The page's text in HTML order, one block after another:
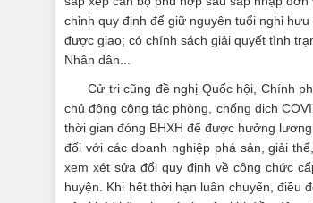
chỉnh quy định để giữ nguyên tuổi nghỉ
được giao; có chính sách giải quyết tình
Nhân dân...
Cử tri cũng đề nghị Quốc hội, Chính
chủ động công tác phòng, chống dịch
thời gian đóng BHXH để được hưởng
đối với các doanh nghiệp phá sản, giải
xem xét sửa đổi quy định về công chức
huyện. Khi hết thời hạn luân chuyển, điều